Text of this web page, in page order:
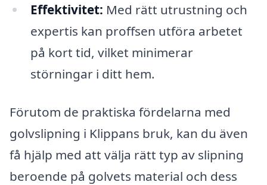
Effektivitet: Med rätt utrustning och
expertis kan proffsen utföra arbetet
på kort tid, vilket minimerar
störningar i ditt hem.
Förutom de praktiska fördelarna med
golvslipning i Klippans bruk, kan du även
få hjälp med att välja rätt typ av slipning
beroende på golvets material och dess